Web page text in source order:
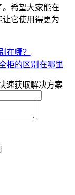
希望大家能在
它使用得更为
在哪？
柜的区别在哪里
速获取解决方案